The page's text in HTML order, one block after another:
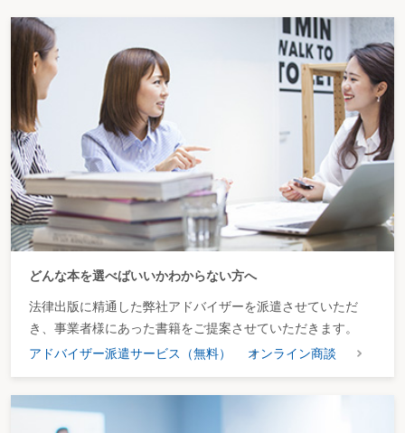
どんな本を選べばいいかわからない方へ
法律出版に精通した弊社アドバイザーを派遣させていただ
き、事業者様にあった書籍をご提案させていただきます。
アドバイザー派遣サービス（無料）
オンライン商談